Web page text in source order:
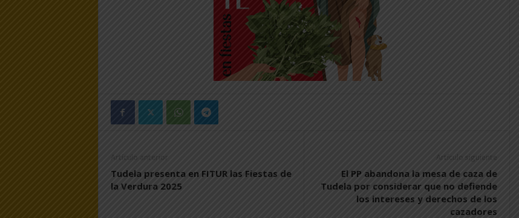
Artículo anterior
Tudela presenta en FITUR las Fiestas de
la Verdura 2025
Artículo siguiente
El PP abandona la mesa de caza de
Tudela por considerar que no defiende
los intereses y derechos de los
cazadores